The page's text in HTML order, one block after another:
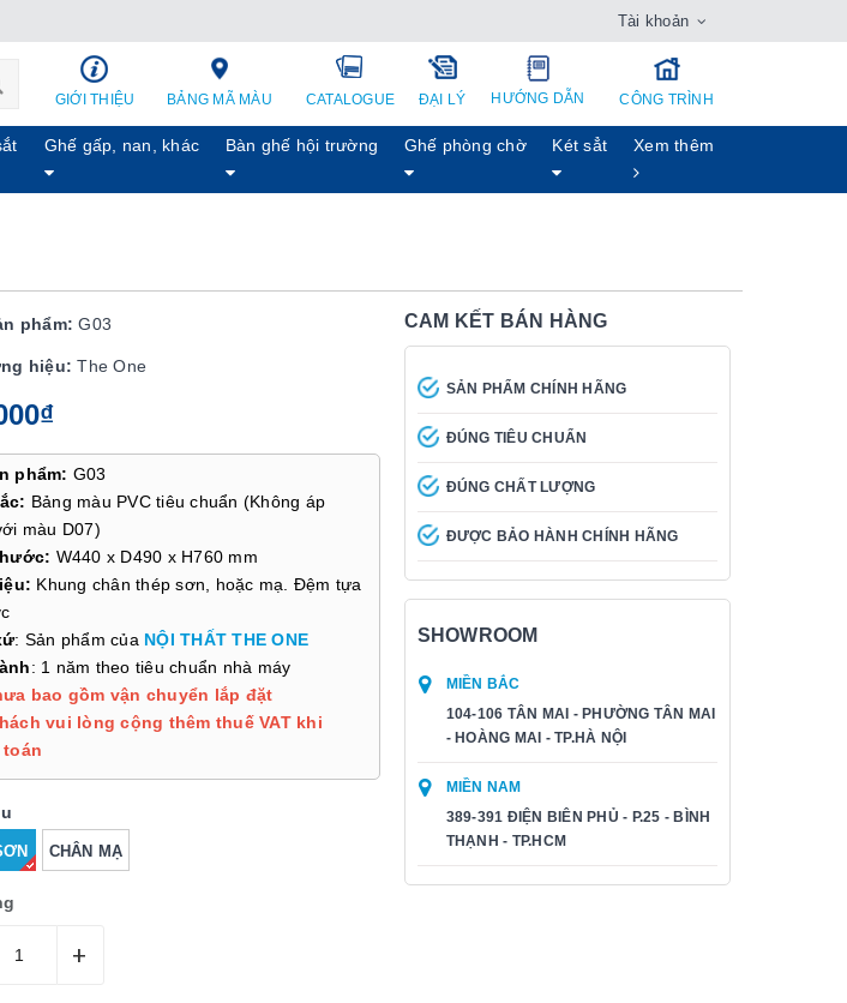
Tài khoản
GIỚI THIỆU BẢNG MÃ MÀU CATALOGUE ĐẠI LÝ HƯỚNG DẪN CÔNG TRÌNH
Ghế gấp, nan, khác Bàn ghế hội trường Ghế phòng chờ Két sẳt Xem thêm
phẩm: G03
hiệu: The One
phẩm: G03
Bảng màu PVC tiêu chuẩn (Không áp
màu D07)
W440 x D490 x H760 mm
Khung chân thép sơn, hoặc mạ. Đệm tựa
: Sản phẩm của NỘI THẤT THE ONE
: 1 năm theo tiêu chuẩn nhà máy
bao gồm vận chuyển lắp đặt
vui lòng cộng thêm thuế VAT khi
CHÂN MẠ
+
CAM KẾT BÁN HÀNG
SẢN PHẨM CHÍNH HÃNG
ĐÚNG TIÊU CHUẨN
ĐÚNG CHẤT LƯỢNG
ĐƯỢC BẢO HÀNH CHÍNH HÃNG
SHOWROOM
MIỀN BẮC
104-106 TÂN MAI - PHƯỜNG TÂN MAI
- HOÀNG MAI - TP.HÀ NỘI
MIỀN NAM
389-391 ĐIỆN BIÊN PHỦ - P.25 - BÌNH
THẠNH - TP.HCM